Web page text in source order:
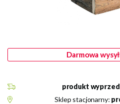
Darmowa
produkt
Sklep stacjonarny: